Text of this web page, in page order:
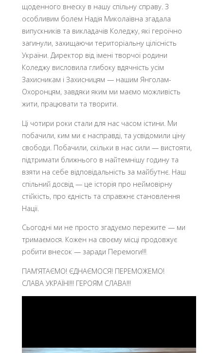
щоденного внеску в нашу спільну справу. З
особливим болем Надія Миколаївна згадала
випускників та викладачів Коледжу, які героїчно
загинули, захищаючи територіальну цілісність
України. Директор від імені творчої родини
Коледжу висловила глибоку вдячність усім
Захисникам і Захисницям — нашим Янголам-
Охоронцям, завдяки яким ми маємо можливість
жити, працювати та творити.
Ці чотири роки стали для нас часом істини. Ми
побачили, ким ми є насправді, та усвідомили ціну
свободи. Побачили, скільки в нас сили — вистояти,
підтримати ближнього в найтемнішу годину та
взяти на себе відповідальність за майбутнє. Наш
спільний досвід — це історія про неймовірну
стійкість, про єдність та справжнє становлення
Нації.
Сьогодні ми не просто згадуємо пережите — ми
тримаємося. Кожен на своєму місці продовжує
робити внесок — заради Перемоги!!!
ПАМ’ЯТАЄМО! ЄДНАЄМОСЯ! ПЕРЕМОЖЕМО!
СЛАВА УКРАЇНІ!!! ГЕРОЯМ СЛАВА!!!